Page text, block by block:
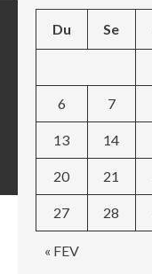
Du Se
« FEV
6 7
13 14
20 21
27 28